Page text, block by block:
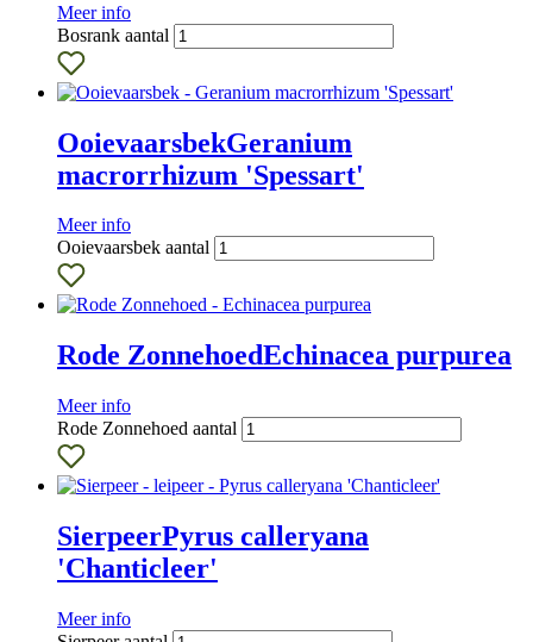
Meer info
Bosrank aantal
OoievaarsbekGeranium
macrorrhizum 'Spessart'
Meer info
Ooievaarsbek aantal
Rode ZonnehoedEchinacea purpurea
Meer info
Rode Zonnehoed aantal
SierpeerPyrus calleryana
'Chanticleer'
Meer info